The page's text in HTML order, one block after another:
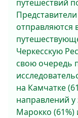
путешествий
отправляются
Черкесскую
свою очередь
на Камчатке
направлений
Марокко (61%)